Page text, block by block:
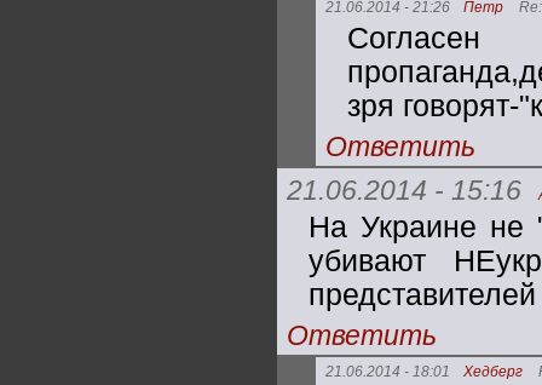
21.06.2014 - 21:26 Петр
зря говорят-
Ответить
21.06.2014 - 15:16
На Украине не
убивают
Ответить
21.06.2014 - 18:01 Хедберг